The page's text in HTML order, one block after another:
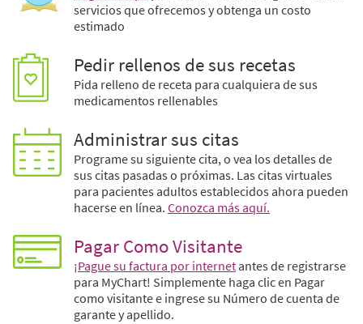
servicios que ofrecemos y obtenga un costo
estimado
Pedir rellenos de sus recetas
Pida relleno de receta para cualquiera de sus
medicamentos rellenables
Administrar sus citas
Programe su siguiente cita, o vea los detalles de
sus citas pasadas o próximas. Las citas virtuales
para pacientes adultos establecidos ahora pueden
hacerse en línea. Conozca más aquí.
Pagar Como Visitante
¡Pague su factura por internet antes de registrarse
para MyChart! Simplemente haga clic en Pagar
como visitante e ingrese su Número de cuenta de
garante y apellido.